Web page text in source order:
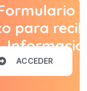
para
ACCEDER